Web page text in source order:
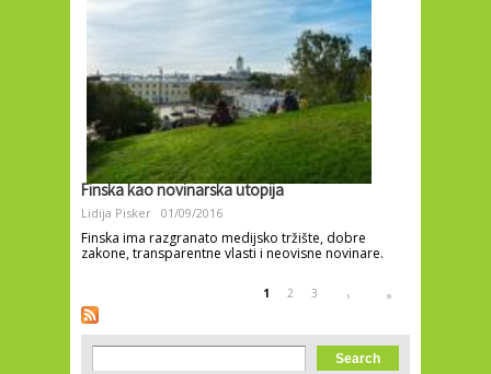
Finska kao novinarska utopija
Lidija Pisker 01/09/2016
Finska ima razgranato medijsko tržište, dobre
zakone, transparentne vlasti i neovisne novinare.
Pages 1 2 3 › »
Search form
Search